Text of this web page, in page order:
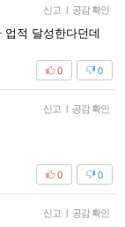
신고 | 공감 확인
적 달성한다던데
0
0
신고 | 공감 확인
0
0
신고 | 공감 확인